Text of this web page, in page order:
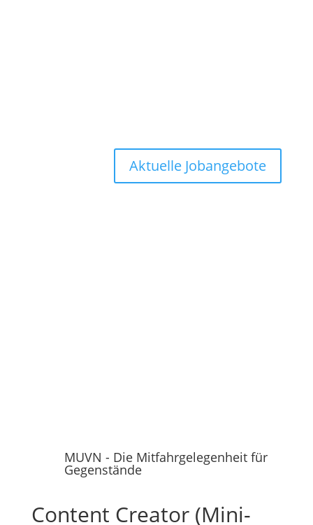
Aktuelle Jobangebote
MUVN - Die Mitfahrgelegenheit für
Gegenstände
Content Creator (Mini-